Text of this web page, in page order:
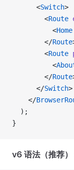
      <
Switch>
        <
Route
          <
Home
        </
Route
        <
Route
          <
        </
Route
      </
Switch>
    </
  );
}
v6 语法（推荐）